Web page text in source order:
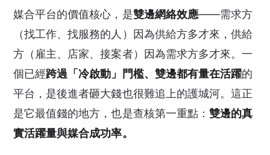
媒合平台的價值核心，是雙邊網絡效應——需求方
（找工作、找服務的人）因為供給方多才來，供給
方（雇主、店家、接案者）因為需求方多才來。一
個已經跨過「冷啟動」門檻、雙邊都有量在活躍的
平台，是後進者砸大錢也很難追上的護城河。這正
是它最值錢的地方，也是查核第一重點： 雙邊的真
實活躍量與媒合成功率。